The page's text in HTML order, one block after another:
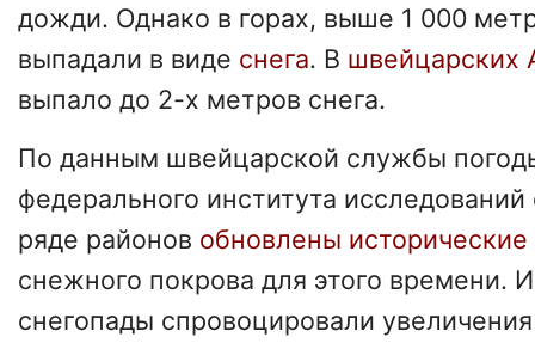
дожди. Однако в горах, выше 1 000
выпадали в виде снега. В швейцарских
выпало до 2-х метров снега.
По данным швейцарской службы
федерального института исследований
ряде районов обновлены
снежного покрова для этого времени.
снегопады спровоцировали увеличения